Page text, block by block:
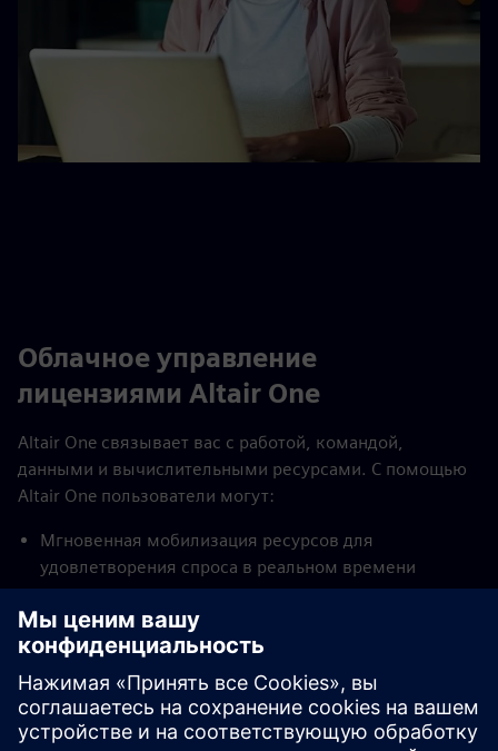
Облачное управление
лицензиями Altair One
Altair One связывает вас с работой, командой,
данными и вычислительными ресурсами. С помощью
Altair One пользователи могут:
Мгновенная мобилизация ресурсов для
удовлетворения спроса в реальном времени
Легко масштабируйте и платите только за то, что
необходимо
Доступ к управляемым данным всегда в один клик
Доверьте интеграцию нам, чтобы пользователям не